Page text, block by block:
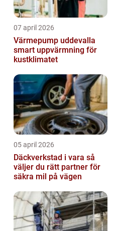
07 april 2026
Värmepump uddevalla
smart uppvärmning för
kustklimatet
05 april 2026
Däckverkstad i vara så
väljer du rätt partner för
säkra mil på vägen